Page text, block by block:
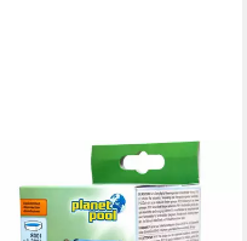
PLANET POOL
Poolpflege Planet Pool Kids-
Pool Care 5x50 ml -